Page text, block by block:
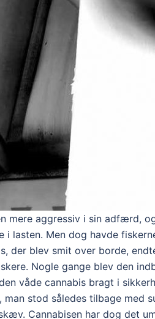
mere aggressiv i sin adfærd,
lasten. Men dog havde
der blev smit over borde,
Nogle gange blev den
våde cannabis bragt i
stod således tilbage med
Cannabisen har dog det